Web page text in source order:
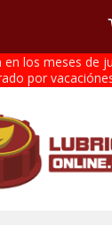
los meses de
por